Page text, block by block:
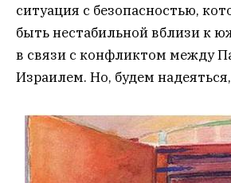
ситуация с безопасностью,
быть нестабильной вблизи к
в связи с конфликтом между
Израилем. Но, будем